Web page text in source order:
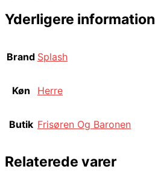
Yderligere information
Brand Splash
Køn Herre
Butik Frisøren Og Baronen
Relaterede varer